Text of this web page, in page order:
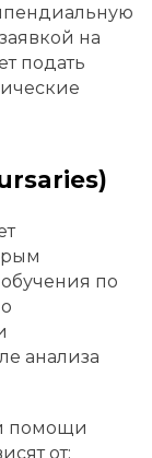
на
подать
по
анализа
помощи
от: